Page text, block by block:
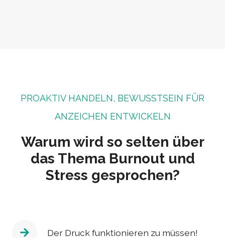
PROAKTIV HANDELN, BEWUSSTSEIN FÜR
ANZEICHEN ENTWICKELN
Warum wird so selten über
das Thema Burnout und
Stress gesprochen?
Der Druck funktionieren zu müssen!